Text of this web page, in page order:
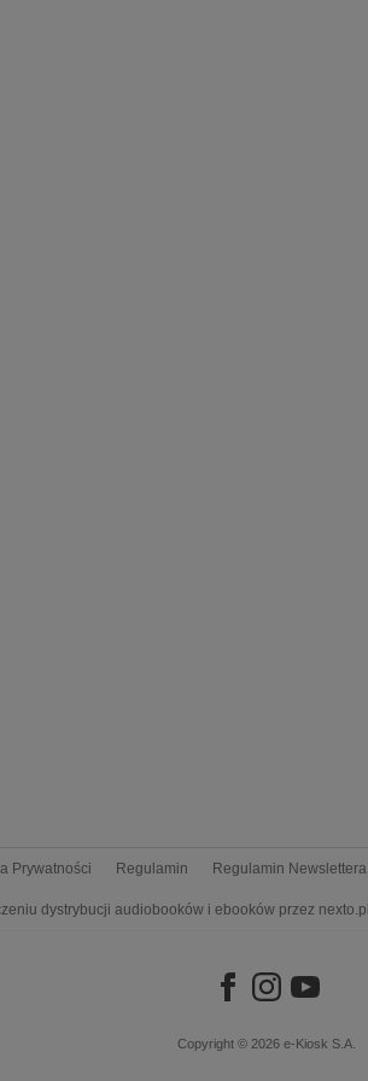
Prywatności Regulamin Regulamin Newslettera
dystrybucji audiobooków i ebooków przez nexto.pl
Copyright © 2026 e-Kiosk S.A.